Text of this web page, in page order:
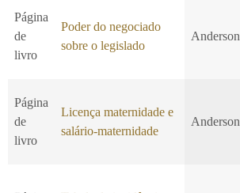
Página
de
livro
Poder do negociado
sobre o legislado
Anderson
Página
de
livro
Licença maternidade e
salário-maternidade
Anderson